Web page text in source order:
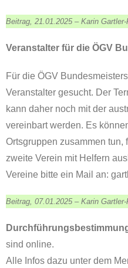
Beitrag, 21.01.2025 – Karin Gartler-
Veranstalter für die ÖGV
Für die ÖGV
Veranstalter gesucht. Der
kann daher noch mit der
vereinbart werden. Es
Ortsgruppen zusammen
zweite Verein mit Helfern
Vereine bitte ein Mail an:
Beitrag, 07.01.2025 – Karin Gartler-
sind online.
Alle Infos dazu unter dem